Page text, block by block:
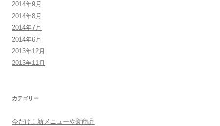
2014年9月
2014年8月
2014年7月
2014年6月
2013年12月
2013年11月
カテゴリー
今だけ！新メニューや新商品